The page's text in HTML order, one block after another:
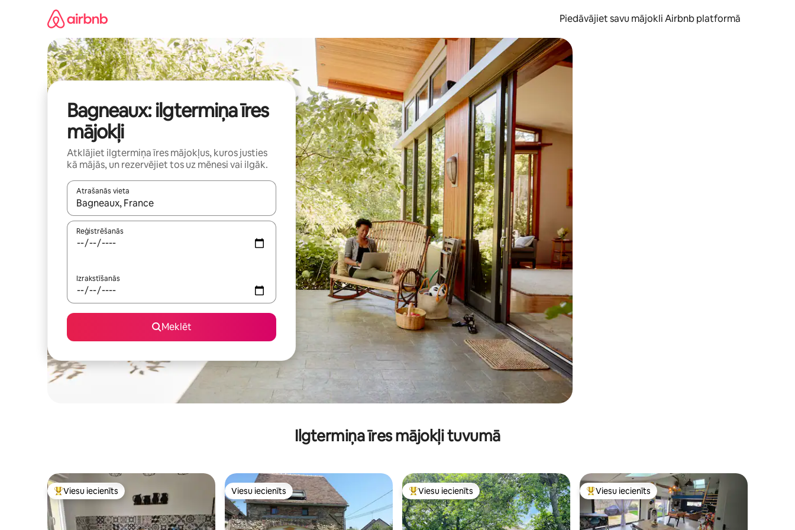
Piedāvājiet savu mājokli Airbnb platformā
Bagneaux: ilgtermiņa īres
mājokļi
Atklājiet ilgtermiņa īres mājokļus, kuros justies
kā mājās, un rezervējiet tos uz mēnesi vai ilgāk.
Atrašanās vieta
Kad rezultāti kļūs pieejami, izmantojiet bultiņu uz augšu un uz leju vai izpētiet tos, pieskaroties ekrānam vai pavelkot pa to ar pirkstu.
Reģistrēšanās
Izrakstīšanās
Meklēt
Ilgtermiņa īres mājokļi tuvumā
Populārs viesu iecienīts mājoklis
Viesu iecienīts Viesu iecienīts
Viesu iecienīts Populārs viesu iecienīts mājoklis
Viesu iecienīts Populārs viesu iecienīts mājoklis
Viesu iecienīts